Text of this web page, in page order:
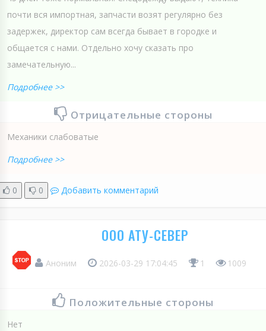
почти вся импортная, запчасти возят регулярно без
задержек, директор сам всегда бывает в городке и
общается с нами. Отдельно хочу сказать про
замечательную...
Подробнее >>
Отрицательные стороны
Механики слабоватые
Подробнее >>
0 0 Добавить комментарий
ООО АТУ-СЕВЕР
Аноним 2026-03-29 17:04:45 1 1009
Положительные стороны
Нет